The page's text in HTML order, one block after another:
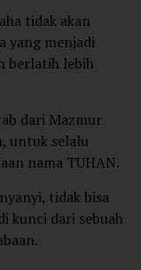
tidak akan
yang menjadi
berlatih lebih
dari Mazmur
untuk selalu
nama TUHAN.
tidak bisa
kunci dari sebuah